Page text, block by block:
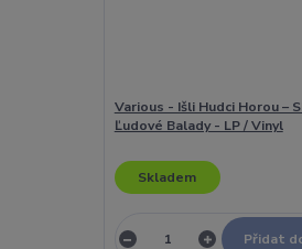
Various - Išli Hudci Horou –
Ľudové Balady - LP / Vinyl
Skladem
Přidat